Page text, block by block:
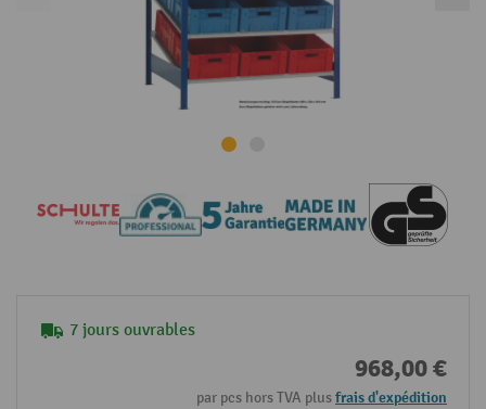
7 jours ouvrables
968,00 €
par pcs hors TVA plusfrais d'expédition